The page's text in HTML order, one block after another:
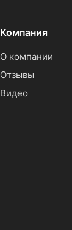
Компания
О компании
Отзывы
Видео